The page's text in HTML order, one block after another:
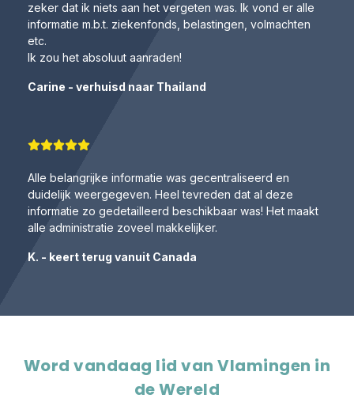
zeker dat ik niets aan het vergeten was. Ik vond er alle
informatie m.b.t. ziekenfonds, belastingen, volmachten
etc.
Ik zou het absoluut aanraden!
Carine - verhuisd naar Thailand
Alle belangrijke informatie was gecentraliseerd en
duidelijk weergegeven. Heel tevreden dat al deze
informatie zo gedetailleerd beschikbaar was! Het maakt
alle administratie zoveel makkelijker.
K. - keert terug vanuit Canada
Word vandaag lid van Vlamingen in
de Wereld